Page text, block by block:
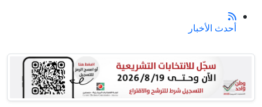
أحدث الأخبار